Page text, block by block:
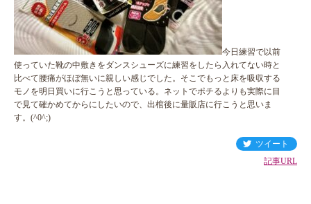
今日練習で以前
使っていた靴の中敷きをダンスシューズに練習をしたら入れてない時と
比べて腰痛がほぼ無いに親しい感じでした。そこでもっと床を吸収する
モノを明日買いに行こうと思っている。ネットでポチるよりも実際に目
で見て確かめてからにしたいので、出棺後に量販店に行こうと思いま
す。(^0^;)
ツイート
記事URL